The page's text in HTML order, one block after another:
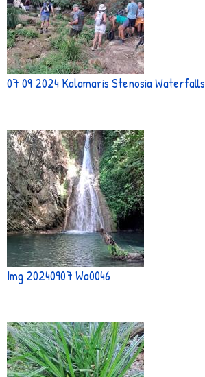
07 09 2024 Kalamaris Stenosia Waterfalls
Img 20240907 Wa0046